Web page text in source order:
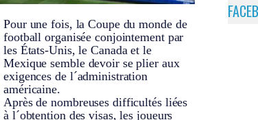
Pour une fois, la Coupe du monde de
football organisée conjointement par
les États-Unis, le Canada et le
Mexique semble devoir se plier aux
exigences de l´administration
américaine.
Après de nombreuses difficultés liées
à l´obtention des visas, les joueurs